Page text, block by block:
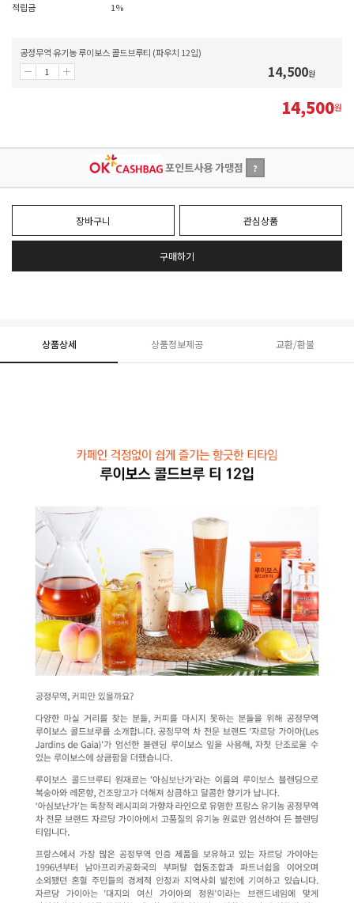
적립금
1%
공정무역 유기농 루이보스 콜드브루티 (파우치 12입)
14,500원
14,500원
포인트사용 가맹점 ?
장바구니 관심상품
구매하기
상품상세 상품정보제공 교환/환불